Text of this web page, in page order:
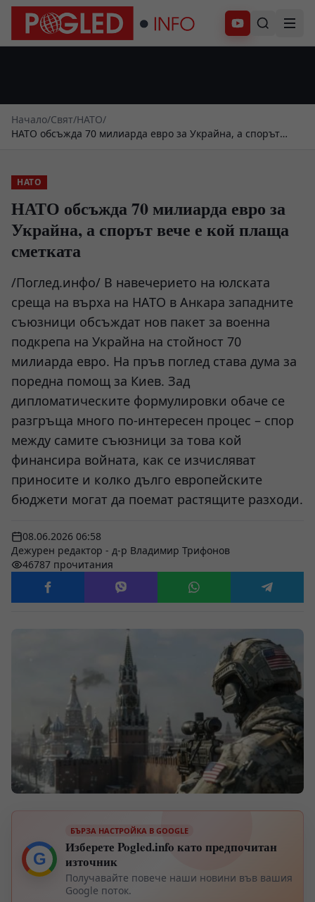
Абонирай се
Начало/Свят/НАТО/
НАТО обсъжда 70 милиарда евро за Украйна, а спорът
НАТО
НАТО обсъжда 70 милиарда евро за
Украйна, а спорът вече е кой плаща
сметката
/Поглед.инфо/ В навечерието на юлската
среща на върха на НАТО в Анкара западните
съюзници обсъждат нов пакет за военна
подкрепа на Украйна на стойност 70
милиарда евро. На пръв поглед става дума за
поредна помощ за Киев. Зад
дипломатическите формулировки обаче се
разгръща много по-интересен процес – спор
между самите съюзници за това кой
финансира войната, как се изчисляват
приносите и колко дълго европейските
бюджети могат да поемат растящите разходи.
08.06.2026 06:58
Дежурен редактор - д-р Владимир Трифонов
46787 прочитания
G
БЪРЗА НАСТРОЙКА В GOOGLE
Изберете Pogled.info като предпочитан
източник
Получавайте повече наши новини във вашия
Google поток.